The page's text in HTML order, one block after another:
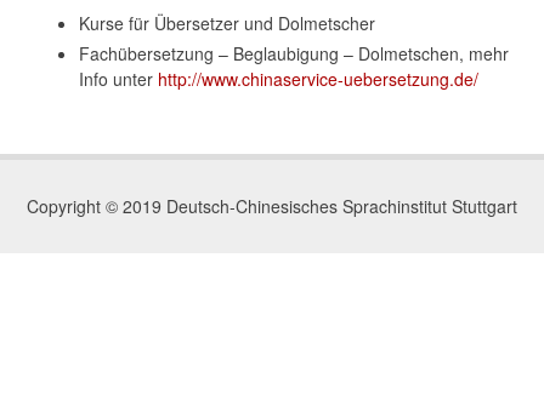
Kurse für Übersetzer und Dolmetscher
Fachübersetzung – Beglaubigung – Dolmetschen, mehr
Info unter http://www.chinaservice-uebersetzung.de/
Copyright © 2019 Deutsch-Chinesisches Sprachinstitut Stuttgart